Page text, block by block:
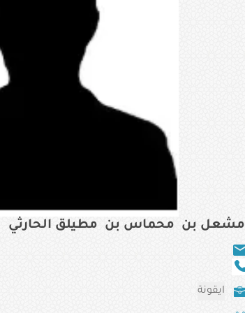
مشعل بن محماس بن مطيلق الحارثي
ايقونة